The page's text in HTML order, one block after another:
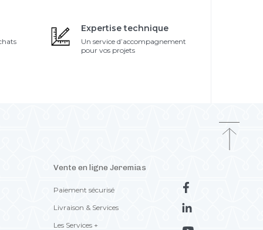
Expertise technique
Un service d’accompagnement
pour vos projets
Vente en ligne Jeremias
Paiement sécurisé
Livraison & Services
Les Services +